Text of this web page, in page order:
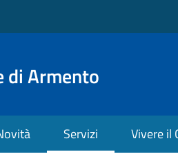
di Armento
Servizi Vivere il